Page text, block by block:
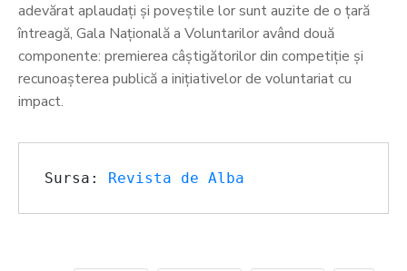
adevărat aplaudați și poveștile lor sunt auzite de o țară
întreagă, Gala Națională a Voluntarilor având două
componente: premierea câștigătorilor din competiție și
recunoașterea publică a inițiativelor de voluntariat cu
impact.
Sursa: Revista de Alba